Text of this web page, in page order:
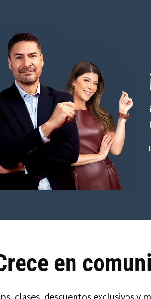
en
clases, descuentos exclusivos y